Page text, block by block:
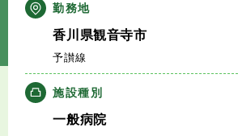
エージェントサービスTOP
サービスの流れ
キャリアアドバイザー紹介
勤務地
香川県観音寺市
予讃線
施設種別
一般病院